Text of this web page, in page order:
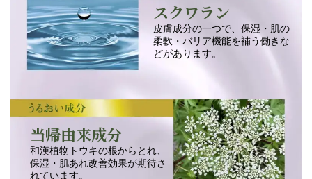
スクワラン
皮膚成分の一つで、保湿・肌の
柔軟・バリア機能を補う働きな
どがあります。
当帰由来成分
和漢植物トウキの根からとれ、
保湿・肌あれ改善効果が期待さ
れています。